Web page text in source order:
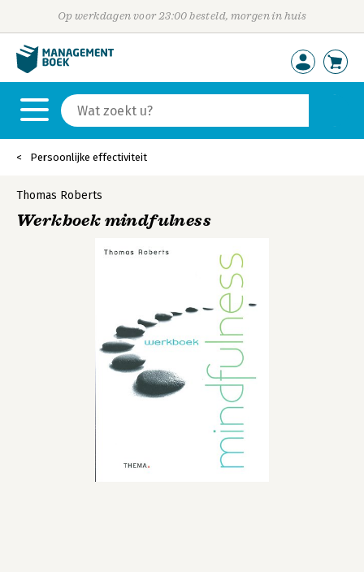
Op werkdagen voor 23:00 besteld, morgen in huis
Persoonlijke effectiviteit
Thomas Roberts
Werkboek mindfulness